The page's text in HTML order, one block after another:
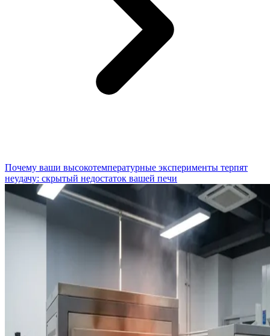
Почему ваши высокотемпературные эксперименты терпят
неудачу: скрытый недостаток вашей печи